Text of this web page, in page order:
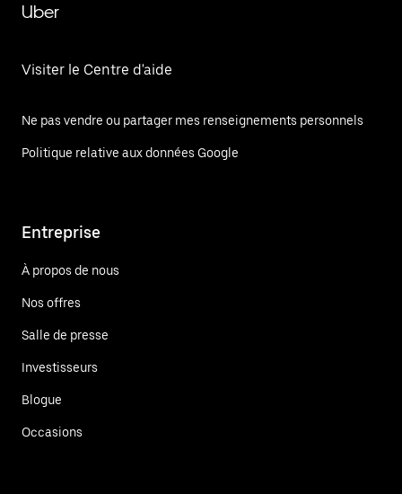
Uber
Visiter le Centre d'aide
Ne pas vendre ou partager mes renseignements personnels
Politique relative aux données Google
Entreprise
À propos de nous
Nos offres
Salle de presse
Investisseurs
Blogue
Occasions